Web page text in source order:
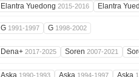
Elantra Yuedong 2015-2016 Elantra
G 1991-1997 G 1998-2002
Dena+ 2017-2025 Soren 2007-2021
Aska 1990-1993 Aska 1994-1997 Aska